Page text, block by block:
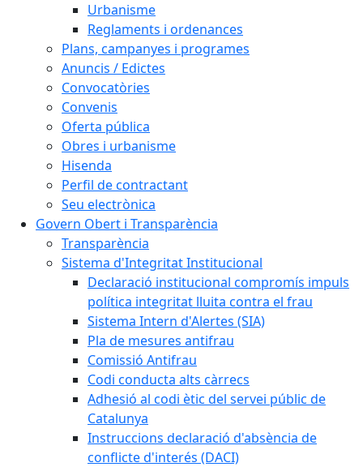
Urbanisme
Reglaments i ordenances
Plans, campanyes i programes
Anuncis / Edictes
Convocatòries
Convenis
Oferta pública
Obres i urbanisme
Hisenda
Perfil de contractant
Seu electrònica
Govern Obert i Transparència
Transparència
Sistema d'Integritat Institucional
Declaració institucional compromís impuls
política integritat lluita contra el frau
Sistema Intern d'Alertes (SIA)
Pla de mesures antifrau
Comissió Antifrau
Codi conducta alts càrrecs
Adhesió al codi ètic del servei públic de
Catalunya
Instruccions declaració d'absència de
conflicte d'interés (DACI)